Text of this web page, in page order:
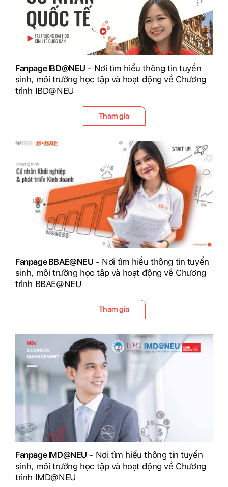
Fanpage IBD@NEU - Nơi tìm hiểu thông tin tuyển
sinh, môi trường học tập và hoạt động về Chương
trình IBD@NEU
Tham gia
Fanpage BBAE@NEU - Nơi tìm hiểu thông tin tuyển
sinh, môi trường học tập và hoạt động về Chương
trình BBAE@NEU
Tham gia
Fanpage IMD@NEU - Nơi tìm hiểu thông tin tuyển
sinh, môi trường học tập và hoạt động về Chương
trình IMD@NEU